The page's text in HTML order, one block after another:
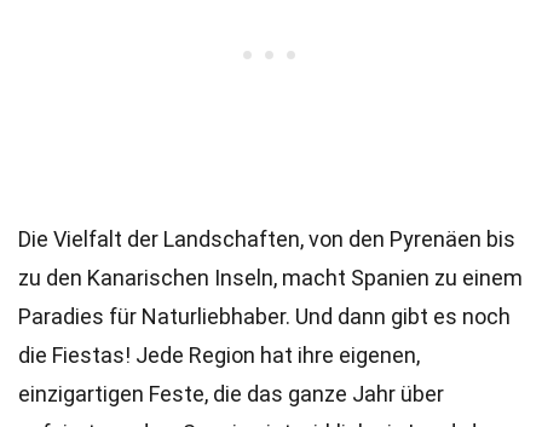
Die Vielfalt der Landschaften, von den Pyrenäen bis
zu den Kanarischen Inseln, macht Spanien zu einem
Paradies für Naturliebhaber. Und dann gibt es noch
die Fiestas! Jede Region hat ihre eigenen,
einzigartigen Feste, die das ganze Jahr über